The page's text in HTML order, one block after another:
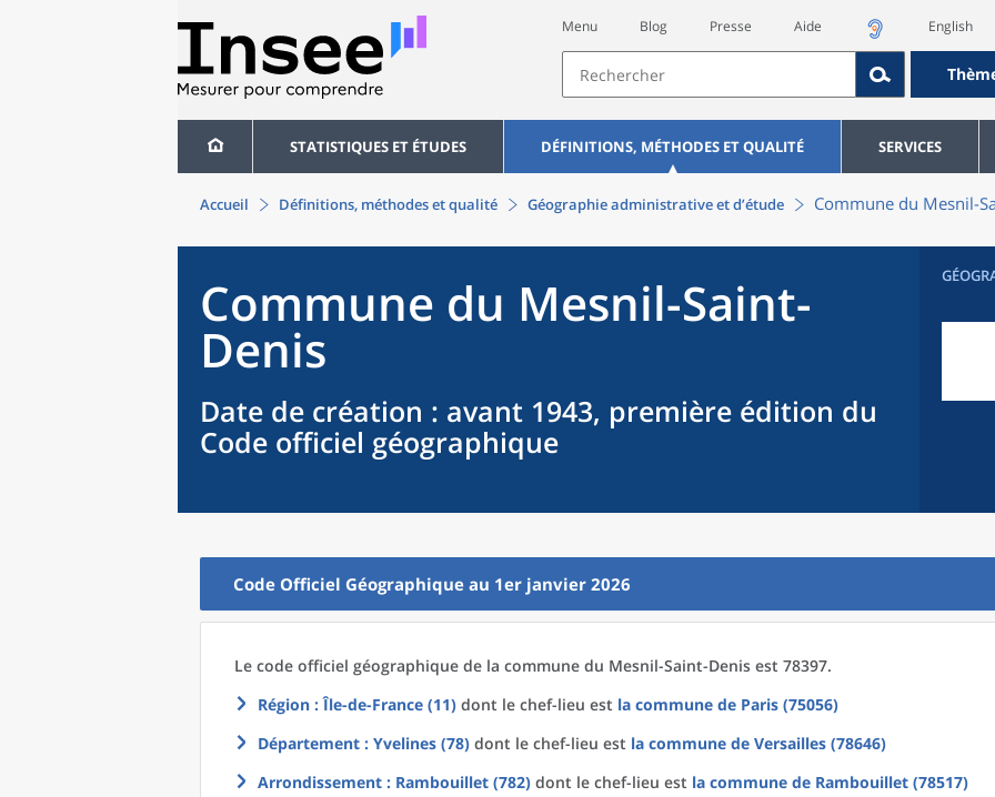
Menu Blog Presse Aide English
STATISTIQUES ET ÉTUDES DÉFINITIONS, MÉTHODES ET QUALITÉ SERVICES
Accueil Définitions, méthodes et qualité Géographie administrative et d’étude Commune du Mesnil-
Commune du Mesnil-Saint-
Denis
Date de création : avant 1943, première édition du
Code officiel géographique
Code Officiel Géographique au 1er janvier 2026
Le code officiel géographique de la commune du Mesnil-Saint-Denis est 78397.
Région : Île-de-France (11) dont le chef-lieu est la commune de Paris (75056)
Département : Yvelines (78) dont le chef-lieu est la commune de Versailles (78646)
Arrondissement : Rambouillet (782) dont le chef-lieu est la commune de Rambouillet (78517)